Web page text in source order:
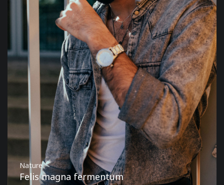
Nature
Felis magna fermentum